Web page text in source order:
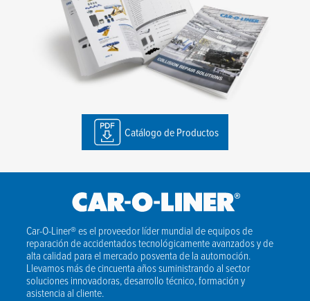
Catálogo de Productos
Car-O-Liner® es el proveedor líder mundial de equipos de
reparación de accidentados tecnológicamente avanzados y de
alta calidad para el mercado posventa de la automoción.
Llevamos más de cincuenta años suministrando al sector
soluciones innovadoras, desarrollo técnico, formación y
asistencia al cliente.